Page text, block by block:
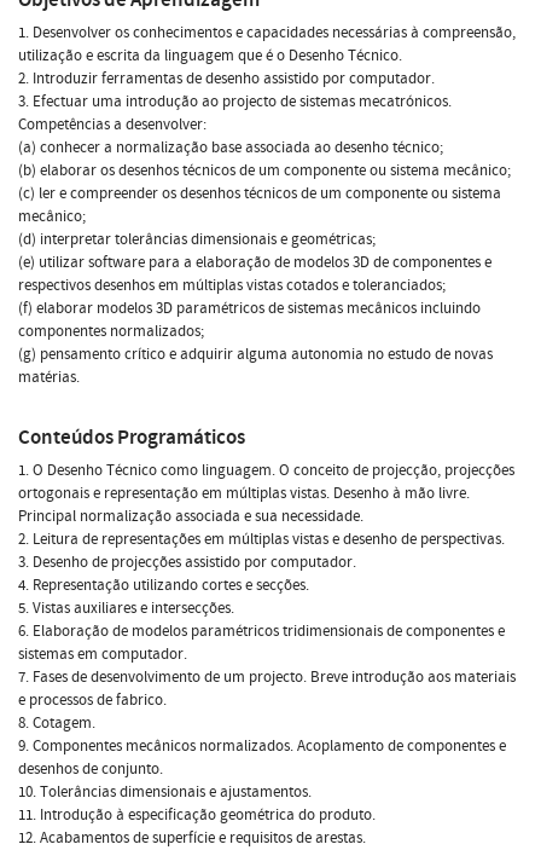
1. Desenvolver os conhecimentos e capacidades necessárias à compreensão,
utilização e escrita da linguagem que é o Desenho Técnico.
2. Introduzir ferramentas de desenho assistido por computador.
3. Efectuar uma introdução ao projecto de sistemas mecatrónicos.
Competências a desenvolver:
(a) conhecer a normalização base associada ao desenho técnico;
(b) elaborar os desenhos técnicos de um componente ou sistema mecânico;
(c) ler e compreender os desenhos técnicos de um componente ou sistema
mecânico;
(d) interpretar tolerâncias dimensionais e geométricas;
(e) utilizar software para a elaboração de modelos 3D de componentes e
respectivos desenhos em múltiplas vistas cotados e toleranciados;
(f) elaborar modelos 3D paramétricos de sistemas mecânicos incluindo
componentes normalizados;
(g) pensamento crítico e adquirir alguma autonomia no estudo de novas
matérias.
Conteúdos Programáticos
1. O Desenho Técnico como linguagem. O conceito de projecção, projecções
ortogonais e representação em múltiplas vistas. Desenho à mão livre.
Principal normalização associada e sua necessidade.
2. Leitura de representações em múltiplas vistas e desenho de perspectivas.
3. Desenho de projecções assistido por computador.
4. Representação utilizando cortes e secções.
5. Vistas auxiliares e intersecções.
6. Elaboração de modelos paramétricos tridimensionais de componentes e
sistemas em computador.
7. Fases de desenvolvimento de um projecto. Breve introdução aos materiais
e processos de fabrico.
8. Cotagem.
9. Componentes mecânicos normalizados. Acoplamento de componentes e
desenhos de conjunto.
10. Tolerâncias dimensionais e ajustamentos.
11. Introdução à especificação geométrica do produto.
12. Acabamentos de superfície e requisitos de arestas.